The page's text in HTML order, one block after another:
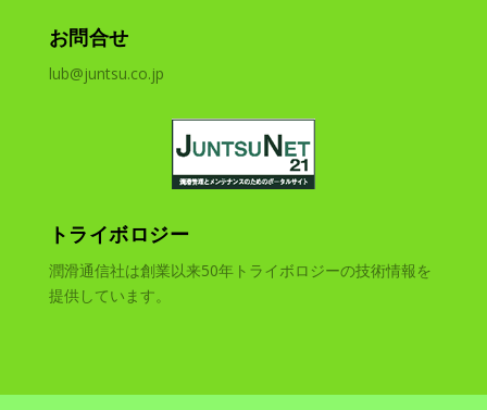
お問合せ
lub@juntsu.co.jp
トライボロジー
潤滑通信社は創業以来50年トライボロジーの技術情報を
提供しています。